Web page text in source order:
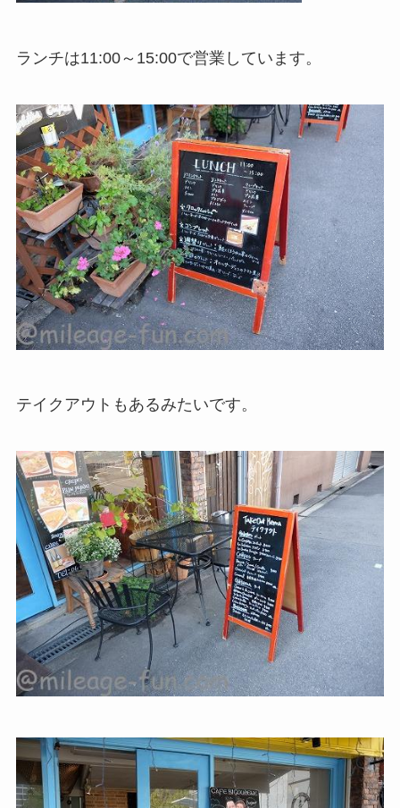
ランチは11:00～15:00で営業しています。
テイクアウトもあるみたいです。